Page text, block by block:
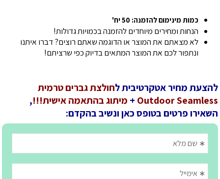
כמות מינימום להזמנה: 50 יח'
הנחות ומחירים מיוחדים להזמנה בכמויות גדולות!
לא מצאתם את המוצר או הדוגמה שאתם רוצים? דברו איתנו
ונתפור לכם את המוצר המתאים בדיוק כפי שרציתם!
להצעת מחיר אטקרטיבית לחולצת גברים טרמית
Outdoor Seamless
+ מיתוג בהתאמה אישית!!!,
השאירו פרטים בטופס כאן ונשיב בהקדם: